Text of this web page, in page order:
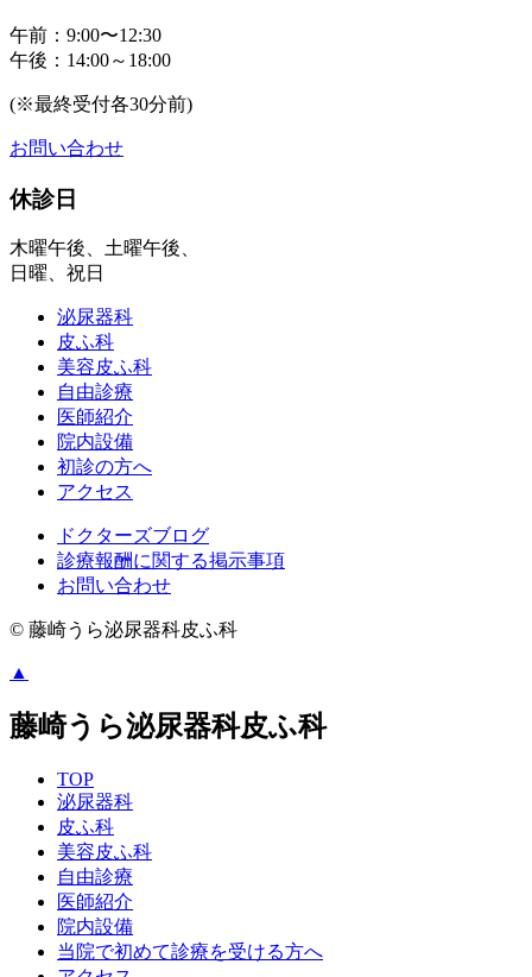
午前：9:00〜12:30
午後：14:00～18:00
(※最終受付各30分前)
お問い合わせ
休診日
木曜午後、土曜午後、
日曜、祝日
泌尿器科
皮ふ科
美容皮ふ科
自由診療
医師紹介
院内設備
初診の方へ
アクセス
ドクターズブログ
診療報酬に関する掲示事項
お問い合わせ
© 藤崎うら泌尿器科皮ふ科
▲
藤崎うら泌尿器科皮ふ科
TOP
泌尿器科
皮ふ科
美容皮ふ科
自由診療
医師紹介
院内設備
当院で初めて診療を受ける方へ